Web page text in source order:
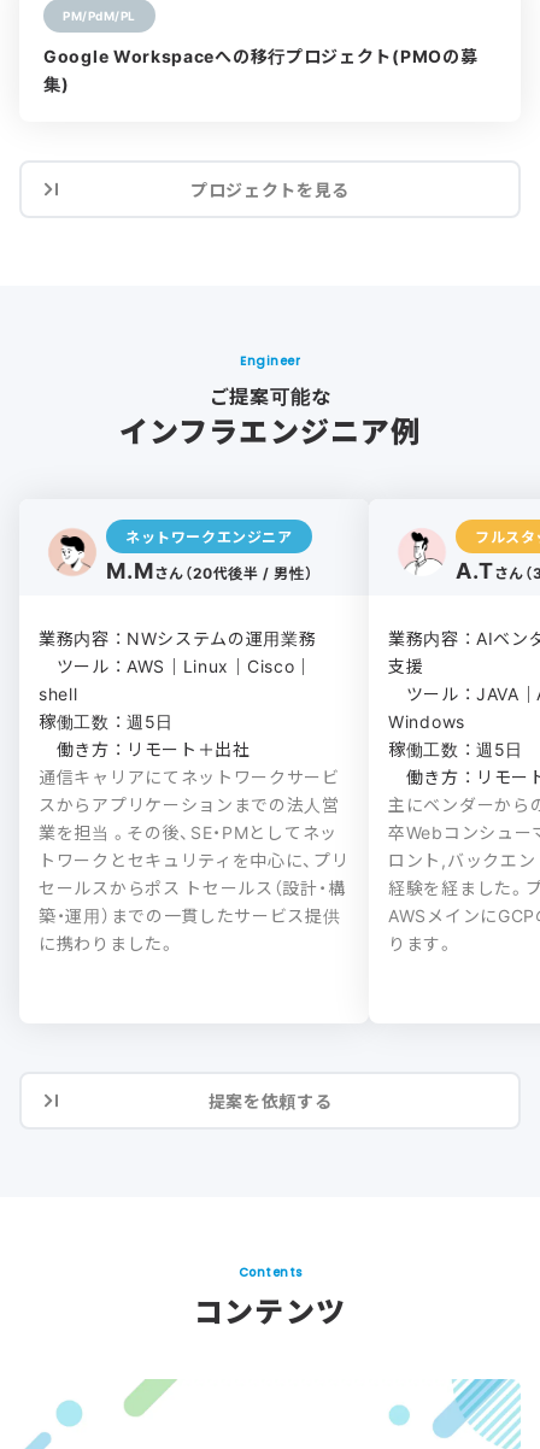
PM/PdM/PL
Google Workspaceへの移行プロジェクト(PMOの募
集)
プロジェクトを見る
Engineer
ご提案可能な
インフラエンジニア例
ネットワークエンジニア
M.Mさん（20代後半 / 男性）
業務内容 ： NWシステムの運用業務
ツール ： AWS｜Linux｜Cisco｜
shell
稼働工数 ： 週5日
働き方 ： リモート＋出社
通信キャリアにてネットワークサービ
スからアプリケーションまでの法人営
業を担当 。その後、SE・PMとしてネッ
トワークとセキュリティを中心に、プリ
セールスからポス トセールス（設計・構
築・運用）までの一貫したサービス提供
に携わりました。
フルス
A.Tさん
業務内容 ： AIベ
支援
ツール ： JAVA
Windows
稼働工数 ： 週5日
働き方 ： リモー
主にベンダーから
卒Webコンシュー
ロント,バックエ
経験を経ました。
AWSメインに
ります。
提案を依頼する
Contents
コンテンツ